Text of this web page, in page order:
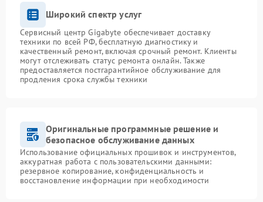
Широкий спектр услуг
Сервисный центр Gigabyte обеспечивает доставку
техники по всей РФ, бесплатную диагностику и
качественный ремонт, включая срочный ремонт. Клиенты
могут отслеживать статус ремонта онлайн. Также
предоставляется постгарантийное обслуживание для
продления срока службы техники
Оригинальные программные решение и
безопасное обслуживание данных
Использование официальных прошивок и инструментов,
аккуратная работа с пользовательскими данными:
резервное копирование, конфиденциальность и
восстановление информации при необходимости